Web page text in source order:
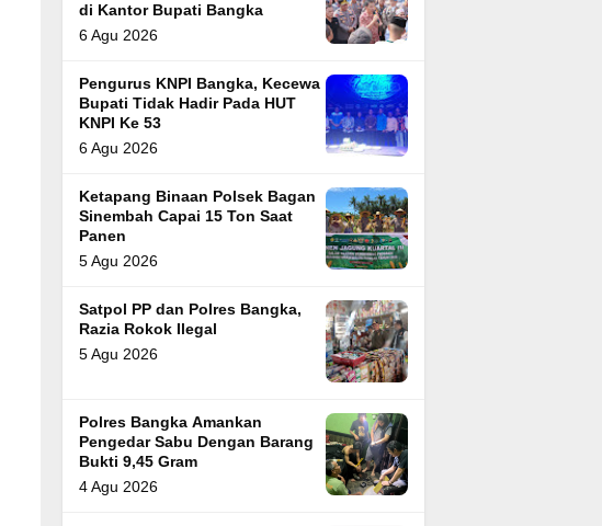
di Kantor Bupati Bangka
6 Agu 2026
Pengurus KNPI Bangka, Kecewa
Bupati Tidak Hadir Pada HUT
KNPI Ke 53
6 Agu 2026
Ketapang Binaan Polsek Bagan
Sinembah Capai 15 Ton Saat
Panen
5 Agu 2026
Satpol PP dan Polres Bangka,
Razia Rokok Ilegal
5 Agu 2026
Polres Bangka Amankan
Pengedar Sabu Dengan Barang
Bukti 9,45 Gram
4 Agu 2026